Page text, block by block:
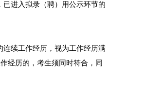
进入拟录（聘）用公示环节的
连续工作经历，视为工作经历满
经历的，考生须同时符合，同